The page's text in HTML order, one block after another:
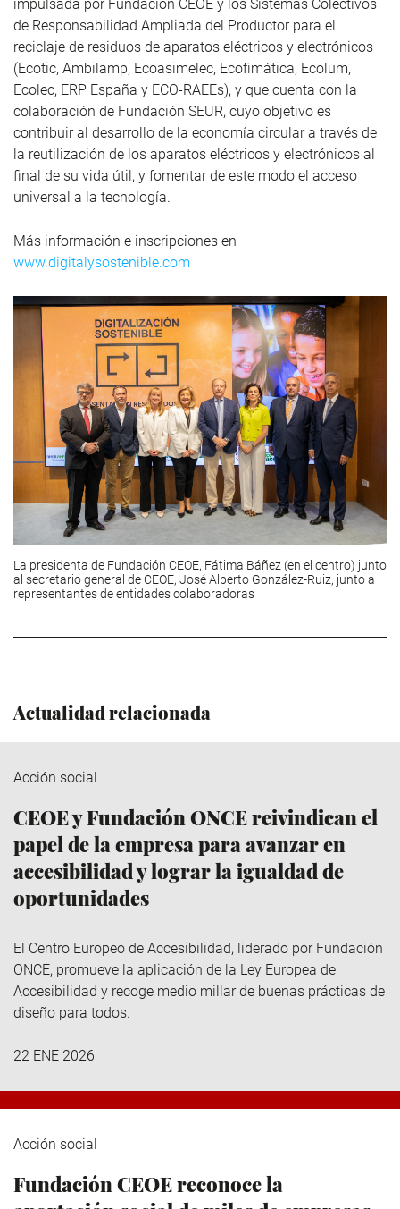
impulsada por Fundación CEOE y los Sistemas Colectivos
de Responsabilidad Ampliada del Productor para el
reciclaje de residuos de aparatos eléctricos y electrónicos
(Ecotic, Ambilamp, Ecoasimelec, Ecofimática, Ecolum,
Ecolec, ERP España y ECO-RAEEs), y que cuenta con la
colaboración de Fundación SEUR, cuyo objetivo es
contribuir al desarrollo de la economía circular a través de
la reutilización de los aparatos eléctricos y electrónicos al
final de su vida útil, y fomentar de este modo el acceso
universal a la tecnología.
Más información e inscripciones en
www.digitalysostenible.com
La presidenta de Fundación CEOE, Fátima Báñez (en el centro) junto
al secretario general de CEOE, José Alberto González-Ruiz, junto a
representantes de entidades colaboradoras
Actualidad relacionada
Acción social
CEOE y Fundación ONCE reivindican el
papel de la empresa para avanzar en
accesibilidad y lograr la igualdad de
oportunidades
El Centro Europeo de Accesibilidad, liderado por Fundación
ONCE, promueve la aplicación de la Ley Europea de
Accesibilidad y recoge medio millar de buenas prácticas de
diseño para todos.
22 ENE 2026
Acción social
Fundación CEOE reconoce la